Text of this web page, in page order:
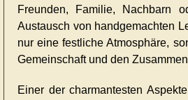
Freunden, Familie, Nachbarn
Austausch von handgemachten
nur eine festliche Atmosphäre,
Gemeinschaft und den
Einer der charmantesten